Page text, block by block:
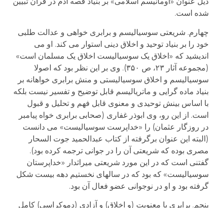
شده است.
چهارم. شریعتی سوسیالیسم و برابری خواهی و عدالت طلبی
خود را بر بنیاد توحید و اخلاق دینی استوار می کند. او می
اندیشید که «اخلاق یک سوسیالیست اخلاق یک مسلمان است»
(مجموعه آثار ۲۳، ص ۳۵۰). وی بر این نظر بود که اصولا
سوسیالیسم و اخلاق سوسیالیستی و منش برابری خواهانه بر
بنیاد ماده گرایی و ماتریالیسم قابل توضیح و تفسیر نیست بلکه
با اساس بینش توحیدی و معنوی قابل فهم و تحلیل و قبول
است. از این رو، وی ابوذر غفاری (صحابی برابری خواه پیامبر
در روزگار عثمان) را «خداپرست سوسیالیست» می دانست
(البته این عنوان برگرفته از کتاب عبدالحمید جوت السحار
مصری بوده که شریعتی آن را در جوانی ترجمه کرده بود).
گفتنی است که در این مورد شریعتی میراثدار «خداپرستان
سوسیالیست» که بود که در سالهای نخستیم دهه بیست شکل
گرفته بود و او در نوجوانی عضو فعال آن بود.
پنجم. برابری با معنویت (و اخلاق) و آزادی (دموکراسی) کامل